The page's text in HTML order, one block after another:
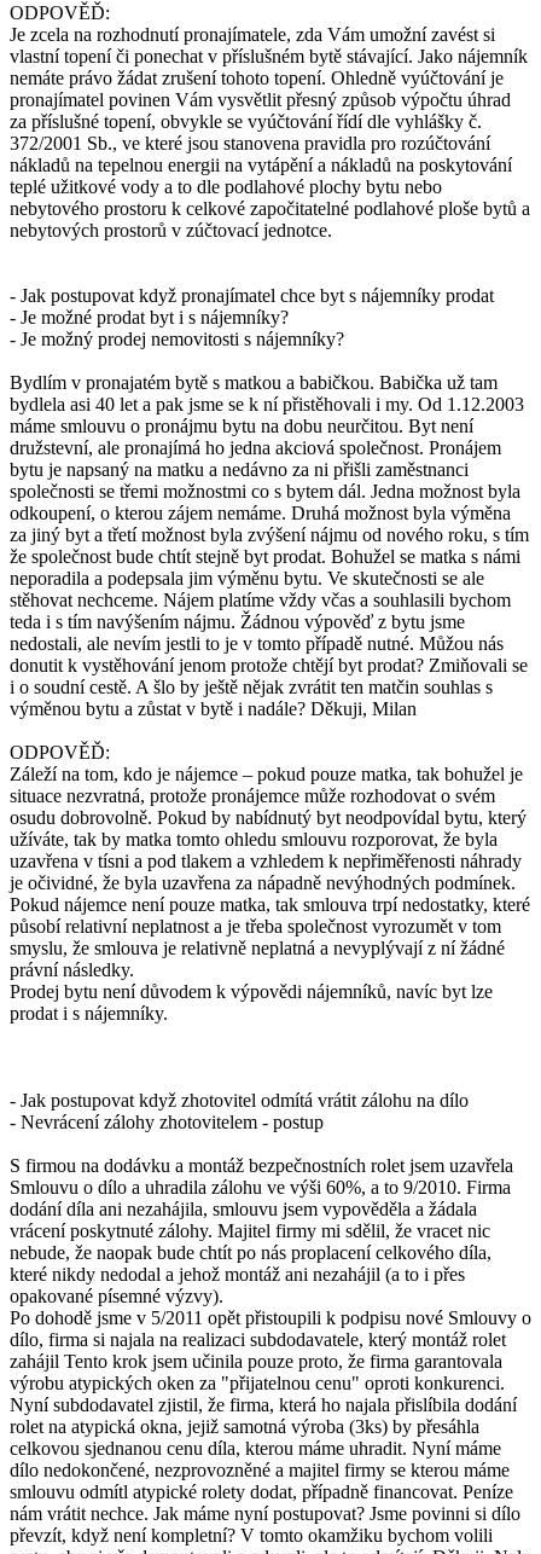
ODPOVĚĎ:
Je zcela na rozhodnutí pronajímatele, zda Vám umožní zavést si
vlastní topení či ponechat v příslušném bytě stávající. Jako nájemník
nemáte právo žádat zrušení tohoto topení. Ohledně vyúčtování je
pronajímatel povinen Vám vysvětlit přesný způsob výpočtu úhrad
za příslušné topení, obvykle se vyúčtování řídí dle vyhlášky č.
372/2001 Sb., ve které jsou stanovena pravidla pro rozúčtování
nákladů na tepelnou energii na vytápění a nákladů na poskytování
teplé užitkové vody a to dle podlahové plochy bytu nebo
nebytového prostoru k celkové započitatelné podlahové ploše bytů a
nebytových prostorů v zúčtovací jednotce.
- Jak postupovat když pronajímatel chce byt s nájemníky prodat
- Je možné prodat byt i s nájemníky?
- Je možný prodej nemovitosti s nájemníky?
Bydlím v pronajatém bytě s matkou a babičkou. Babička už tam
bydlela asi 40 let a pak jsme se k ní přistěhovali i my. Od 1.12.2003
máme smlouvu o pronájmu bytu na dobu neurčitou. Byt není
družstevní, ale pronajímá ho jedna akciová společnost. Pronájem
bytu je napsaný na matku a nedávno za ni přišli zaměstnanci
společnosti se třemi možnostmi co s bytem dál. Jedna možnost byla
odkoupení, o kterou zájem nemáme. Druhá možnost byla výměna
za jiný byt a třetí možnost byla zvýšení nájmu od nového roku, s tím
že společnost bude chtít stejně byt prodat. Bohužel se matka s námi
neporadila a podepsala jim výměnu bytu. Ve skutečnosti se ale
stěhovat nechceme. Nájem platíme vždy včas a souhlasili bychom
teda i s tím navýšením nájmu. Žádnou výpověď z bytu jsme
nedostali, ale nevím jestli to je v tomto případě nutné. Můžou nás
donutit k vystěhování jenom protože chtějí byt prodat? Zmiňovali se
i o soudní cestě. A šlo by ještě nějak zvrátit ten matčin souhlas s
výměnou bytu a zůstat v bytě i nadále? Děkuji, Milan
ODPOVĚĎ:
Záleží na tom, kdo je nájemce – pokud pouze matka, tak bohužel je
situace nezvratná, protože pronájemce může rozhodovat o svém
osudu dobrovolně. Pokud by nabídnutý byt neodpovídal bytu, který
užíváte, tak by matka tomto ohledu smlouvu rozporovat, že byla
uzavřena v tísni a pod tlakem a vzhledem k nepřiměřenosti náhrady
je očividné, že byla uzavřena za nápadně nevýhodných podmínek.
Pokud nájemce není pouze matka, tak smlouva trpí nedostatky, které
působí relativní neplatnost a je třeba společnost vyrozumět v tom
smyslu, že smlouva je relativně neplatná a nevyplývají z ní žádné
právní následky.
Prodej bytu není důvodem k výpovědi nájemníků, navíc byt lze
prodat i s nájemníky.
- Jak postupovat když zhotovitel odmítá vrátit zálohu na dílo
- Nevrácení zálohy zhotovitelem - postup
S firmou na dodávku a montáž bezpečnostních rolet jsem uzavřela
Smlouvu o dílo a uhradila zálohu ve výši 60%, a to 9/2010. Firma
dodání díla ani nezahájila, smlouvu jsem vypověděla a žádala
vrácení poskytnuté zálohy. Majitel firmy mi sdělil, že vracet nic
nebude, že naopak bude chtít po nás proplacení celkového díla,
které nikdy nedodal a jehož montáž ani nezahájil (a to i přes
opakované písemné výzvy).
Po dohodě jsme v 5/2011 opět přistoupili k podpisu nové Smlouvy o
dílo, firma si najala na realizaci subdodavatele, který montáž rolet
zahájil Tento krok jsem učinila pouze proto, že firma garantovala
výrobu atypických oken za "přijatelnou cenu" oproti konkurenci.
Nyní subdodavatel zjistil, že firma, která ho najala přislíbila dodání
rolet na atypická okna, jejiž samotná výroba (3ks) by přesáhla
celkovou sjednanou cenu díla, kterou máme uhradit. Nyní máme
dílo nedokončené, nezprovozněné a majitel firmy se kterou máme
smlouvu odmítl atypické rolety dodat, případně financovat. Peníze
nám vrátit nechce. Jak máme nyní postupovat? Jsme povinni si dílo
převzít, když není kompletní? V tomto okamžiku bychom volili